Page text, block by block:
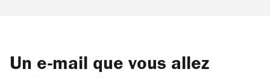
Un e-mail que vous allez